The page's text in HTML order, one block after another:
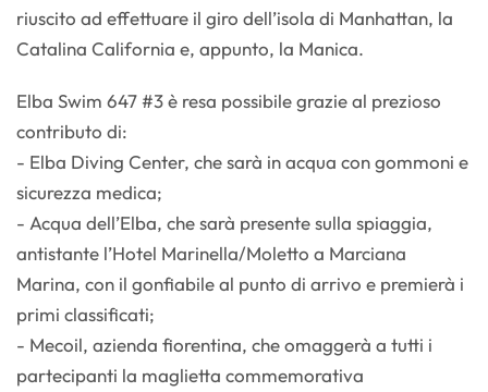
riuscito ad effettuare il giro dell’isola di Manhattan, la
Catalina California e, appunto, la Manica.
Elba Swim 647 #3 è resa possibile grazie al prezioso
contributo di:
- Elba Diving Center, che sarà in acqua con gommoni e
sicurezza medica;
- Acqua dell’Elba, che sarà presente sulla spiaggia,
antistante l’Hotel Marinella/Moletto a Marciana
Marina, con il gonfiabile al punto di arrivo e premierà i
primi classificati;
- Mecoil, azienda fiorentina, che omaggerà a tutti i
partecipanti la maglietta commemorativa